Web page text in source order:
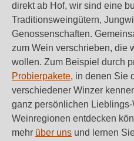
direkt ab Hof, wir sind eine
Traditionsweingütern,
Genossenschaften.
zum Wein verschrieben, die
wollen. Zum Beispiel durch
Probierpakete, in denen Sie
verschiedener Winzer
ganz persönlichen
Weinregionen entdecken
mehr über uns und lernen